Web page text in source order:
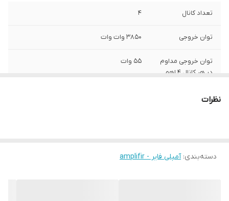
تعداد کانال 4
توان خروجی 3850 وات وات
توان خروجی مداوم
در هر کانال 4 اهم
55 وات
نسبت سیگنال به
ابعاد 35x25x8 سانتی‌متر
نظرات
دسته‌بندی:آمپلی فایر - amplifir